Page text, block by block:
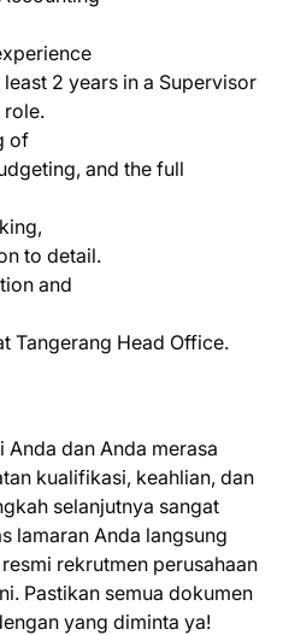
2 years in a Supervisor
role.
of
and the full
to detail.
and
Tangerang Head Office.
dan Anda merasa
kualifikasi, keahlian, dan
selanjutnya sangat
lamaran Anda langsung
rekrutmen perusahaan
Pastikan semua dokumen
yang diminta ya!